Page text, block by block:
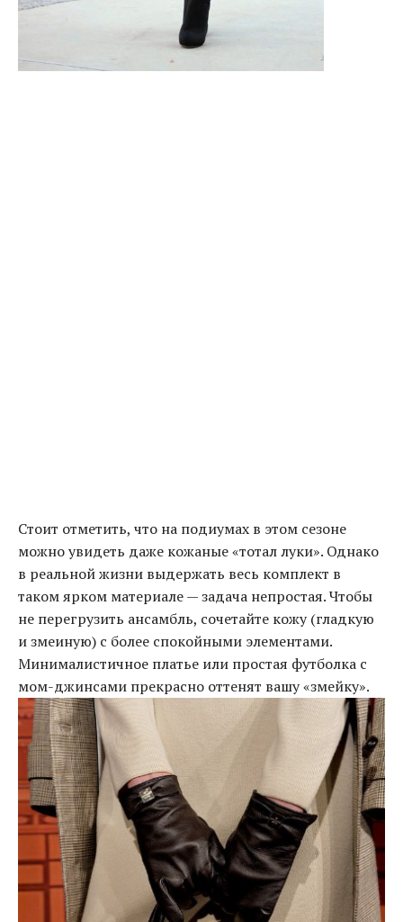
Стоит отметить, что на подиумах в этом сезоне
можно увидеть даже кожаные «тотал луки». Однако
в реальной жизни выдержать весь комплект в
таком ярком материале — задача непростая. Чтобы
не перегрузить ансамбль, сочетайте кожу (гладкую
и змеиную) с более спокойными элементами.
Минималистичное платье или простая футболка с
мом-джинсами прекрасно оттенят вашу «змейку».